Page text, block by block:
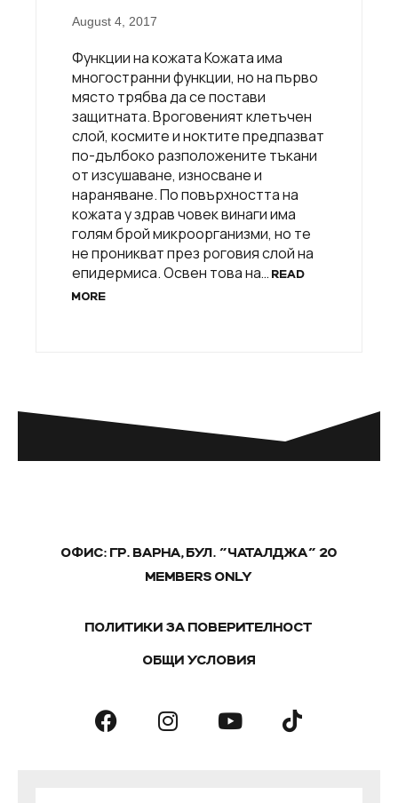
August 4, 2017
Функции на кожата Кожата има
многостранни функции, но на първо
място трябва да се постави
защитната. Вроговеният клетъчен
слой, космите и ноктите предпазват
по-дълбоко разположените тъкани
от изсушаване, износване и
нараняване. По повърхността на
кожата у здрав човек винаги има
голям брой микроорганизми, но те
не проникват през роговия слой на
епидермиса. Освен това на… READ
MORE
ОФИС: ГР. ВАРНА, БУЛ. "ЧАТАЛДЖА" 20
MEMBERS ONLY
ПОЛИТИКИ ЗА ПОВЕРИТЕЛНОСТ
ОБЩИ УСЛОВИЯ